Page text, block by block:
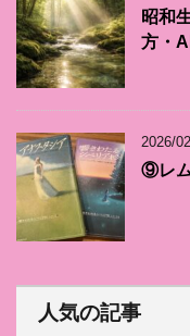
昭和
方・
2026/
⑨レ
人気の記事